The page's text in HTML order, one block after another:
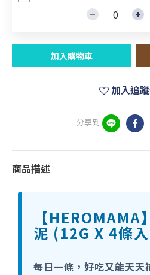
加入購物車
加入追
分享到
商品描述
【HEROMAMA
泥 (12G X 4條
每日一條，好吃又能天天